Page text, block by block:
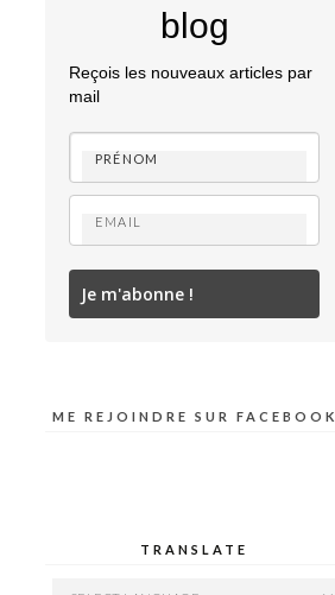
blog
Reçois les nouveaux articles par
mail
Je m'abonne !
ME REJOINDRE SUR FACEBOOK
TRANSLATE